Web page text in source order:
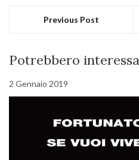
Previous Post
Potrebbero
2 Gennaio 2019